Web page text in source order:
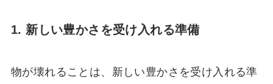
1. 新しい豊かさを受け入れる準備
物が壊れることは、新しい豊かさを受け入れる準